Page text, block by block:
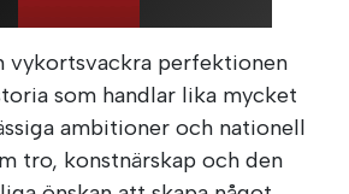
vykortsvackra perfektionen
som handlar lika mycket
ambitioner och nationell
tro, konstnärskap och den